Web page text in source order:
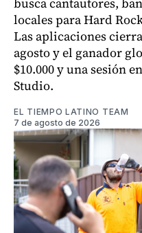
locales para Hard
Las aplicaciones
agosto y el ganador
$10.000 y una sesión
Studio.
EL TIEMPO LATINO TEAM
7 de agosto de 2026